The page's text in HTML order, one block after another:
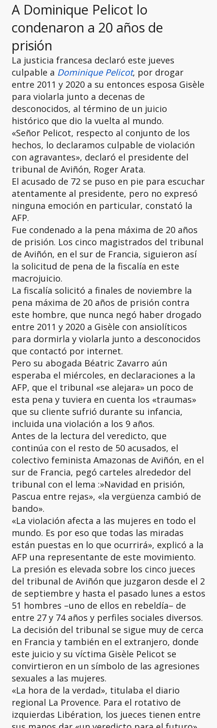
A Dominique Pelicot lo
condenaron a 20 años de
prisión
La justicia francesa declaró este jueves
culpable a Dominique Pelicot, por drogar
entre 2011 y 2020 a su entonces esposa Gisèle
para violarla junto a decenas de
desconocidos, al término de un juicio
histórico que dio la vuelta al mundo.
«Señor Pelicot, respecto al conjunto de los
hechos, lo declaramos culpable de violación
con agravantes», declaró el presidente del
tribunal de Aviñón, Roger Arata.
El acusado de 72 se puso en pie para escuchar
atentamente al presidente, pero no expresó
ninguna emoción en particular, constató la
AFP.
Fue condenado a la pena máxima de 20 años
de prisión. Los cinco magistrados del tribunal
de Aviñón, en el sur de Francia, siguieron así
la solicitud de pena de la fiscalía en este
macrojuicio.
La fiscalía solicitó a finales de noviembre la
pena máxima de 20 años de prisión contra
este hombre, que nunca negó haber drogado
entre 2011 y 2020 a Gisèle con ansiolíticos
para dormirla y violarla junto a desconocidos
que contactó por internet.
Pero su abogada Béatric Zavarro aún
esperaba el miércoles, en declaraciones a la
AFP, que el tribunal «se alejara» un poco de
esta pena y tuviera en cuenta los «traumas»
que su cliente sufrió durante su infancia,
incluida una violación a los 9 años.
Antes de la lectura del veredicto, que
continúa con el resto de 50 acusados, el
colectivo feminista Amazonas de Aviñón, en el
sur de Francia, pegó carteles alrededor del
tribunal con el lema :»Navidad en prisión,
Pascua entre rejas», «la vergüenza cambió de
bando».
«La violación afecta a las mujeres en todo el
mundo. Es por eso que todas las miradas
están puestas en lo que ocurrirá», explicó a la
AFP una representante de este movimiento.
La presión es elevada sobre los cinco jueces
del tribunal de Aviñón que juzgaron desde el 2
de septiembre y hasta el pasado lunes a estos
51 hombres –uno de ellos en rebeldía– de
entre 27 y 74 años y perfiles sociales diversos.
La decisión del tribunal se sigue muy de cerca
en Francia y también en el extranjero, donde
este juicio y su víctima Gisèle Pelicot se
convirtieron en un símbolo de las agresiones
sexuales a las mujeres.
«La hora de la verdad», titulaba el diario
regional La Provence. Para el rotativo de
izquierdas Libération, los jueces tienen entre